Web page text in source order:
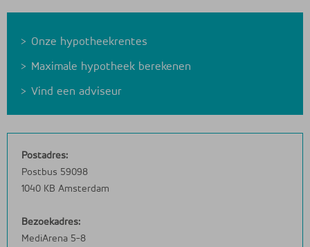
Onze hypotheekrentes
Maximale hypotheek berekenen
Vind een adviseur
Postadres:
Postbus 59098
1040 KB Amsterdam
Bezoekadres:
MediArena 5-8